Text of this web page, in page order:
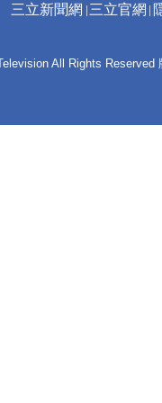
三立新聞網 三立官網
All Rights Reserved